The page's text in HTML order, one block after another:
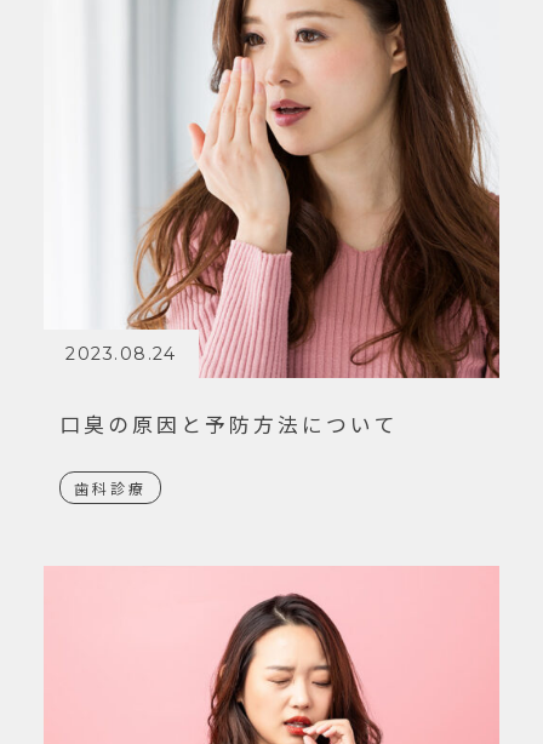
2023.08.24
口臭の原因と予防方法について
歯科診療